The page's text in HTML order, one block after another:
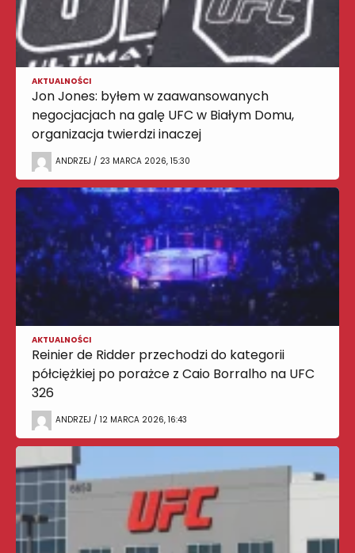
AKTUALNOŚCI
Jon Jones: byłem w zaawansowanych
negocjacjach na galę UFC w Białym Domu,
organizacja twierdzi inaczej
ANDRZEJ / 23 MARCA 2026, 15:30
AKTUALNOŚCI
Reinier de Ridder przechodzi do kategorii
półciężkiej po porażce z Caio Borralho na UFC
326
ANDRZEJ / 12 MARCA 2026, 16:43